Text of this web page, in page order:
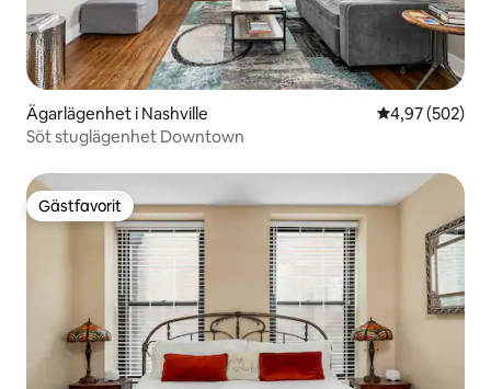
Ägarlägenhet i Nashville 4,97 av 5 i
4,97 (502)
Söt stuglägenhet Downtown
Gästfavorit
Gästfavorit